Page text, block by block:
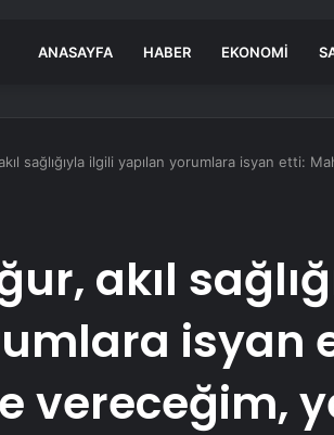
ANASAYFA HABER EKONOMI
sağlığıyla ilgili yapılan yorumlara isyan etti:
akıl
isyan
vereceğim,